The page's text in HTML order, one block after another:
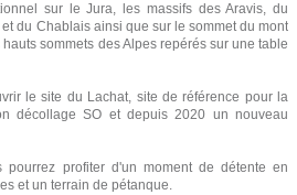
sur le Jura, les massifs des Aravis, du
du Chablais ainsi que sur le sommet du mont
sommets des Alpes repérés sur une table
le site du Lachat, site de référence pour la
décollage SO et depuis 2020 un nouveau
pourrez profiter d'un moment de détente en
et un terrain de pétanque.